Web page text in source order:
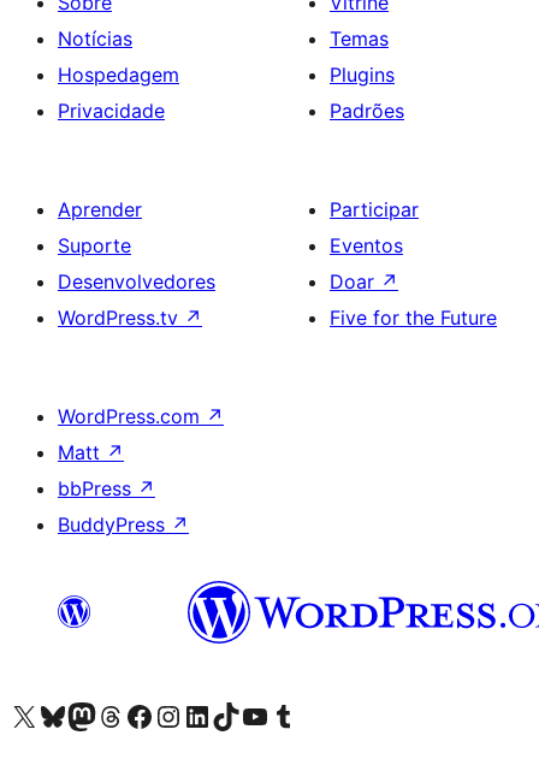
Notícias
Hospedagem
Privacidade
Temas
Plugins
Padrões
Aprender
Suporte
Desenvolvedores
WordPress.tv ↗
Participar
Eventos
Doar ↗
Five for the Future
WordPress.com ↗
Matt ↗
bbPress ↗
BuddyPress ↗
Acessar nossa conta do X (antigo Twitter)
Acessar nossa conta do Bluesky
Acessar nossa conta do Mastodon
Acessar nossa conta do Threads
Acessar nossa página do Facebook
Acessar nossa conta do Instagram
Acessar nossa conta do LinkedIn
Acessar nossa conta do TikTok
Acessar nosso canal do YouTube
Acessar nossa conta no Tumblr